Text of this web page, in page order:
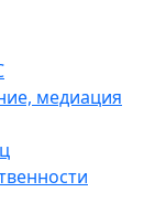
медиация